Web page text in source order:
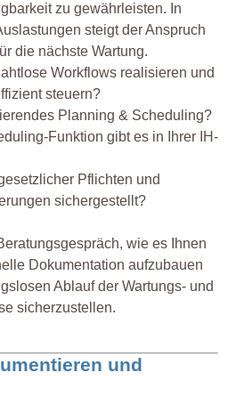
zu gewährleisten. In
steigt der Anspruch
die nächste Wartung.
Workflows realisieren und
steuern?
Planning & Scheduling?
Funktion gibt es in Ihrer IH-
Pflichten und
sichergestellt?
wie es Ihnen
Dokumentation aufzubauen
Ablauf der Wartungs- und
sicherzustellen.
und